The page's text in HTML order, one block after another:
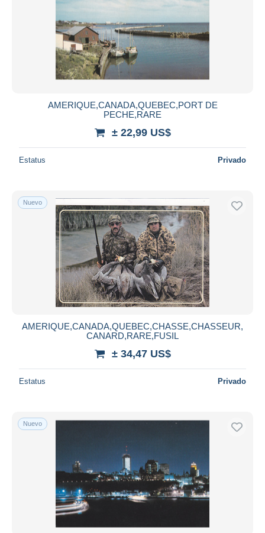
AMERIQUE,CANADA,QUEBEC,PORT DE
PECHE,RARE
± 22,99 US$
Estatus Privado
Nuevo
AMERIQUE,CANADA,QUEBEC,CHASSE,CHASSEUR,
CANARD,RARE,FUSIL
± 34,47 US$
Estatus Privado
Nuevo